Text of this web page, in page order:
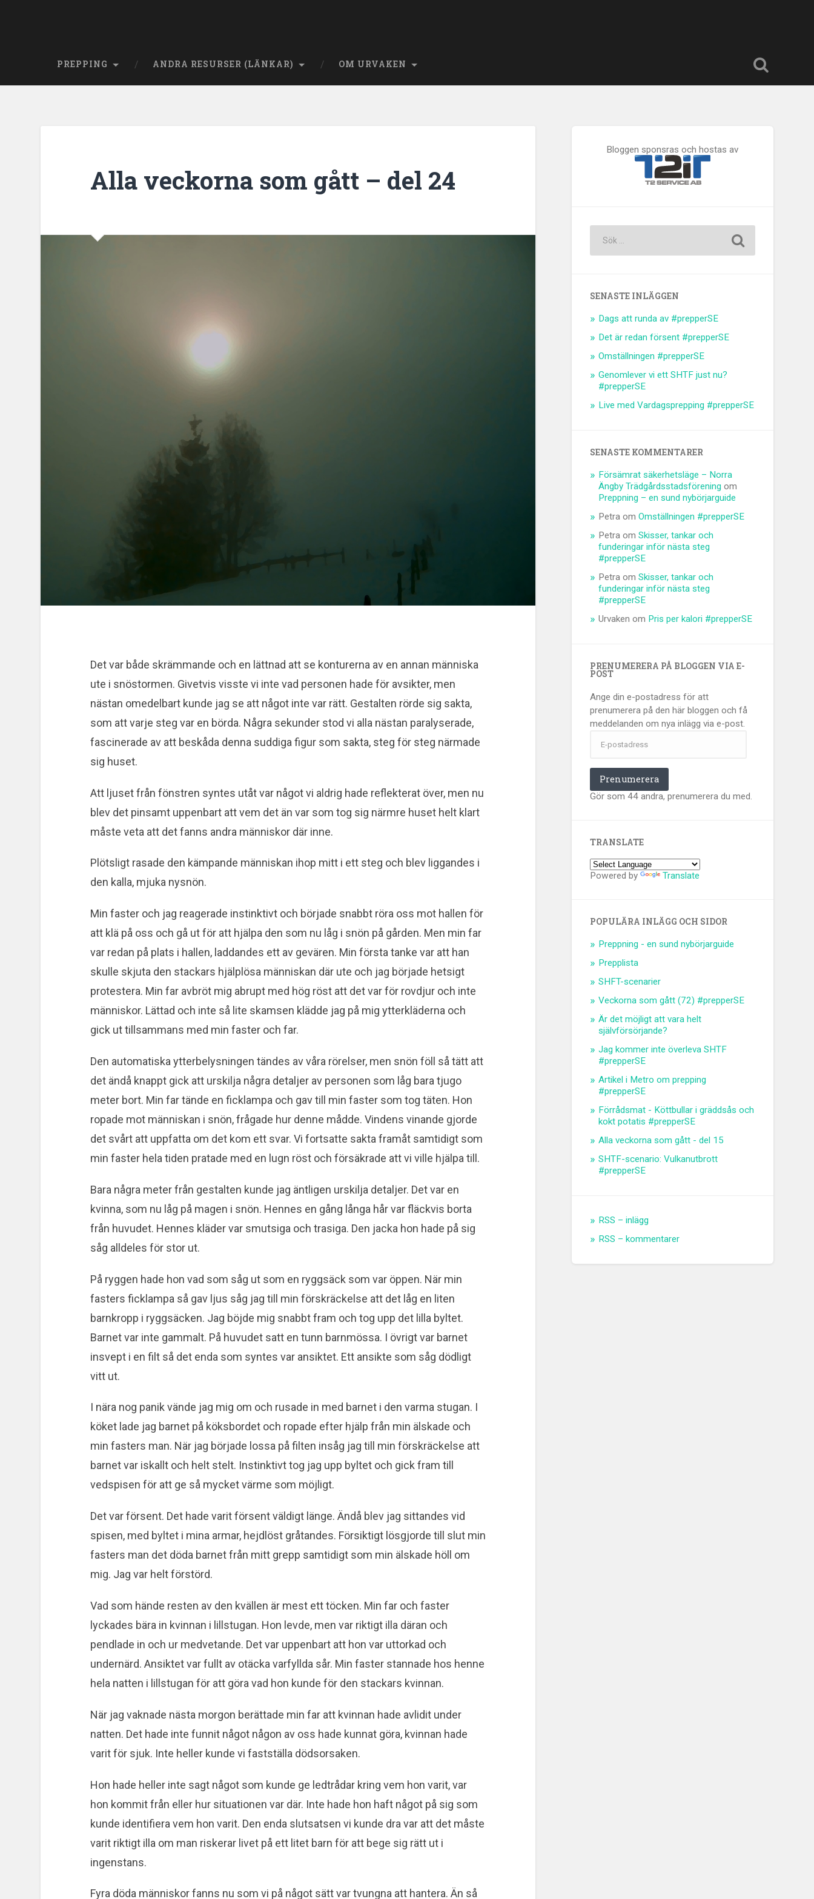
PREPPING ANDRA RESURSER (LÄNKAR) OM URVAKEN
Alla veckorna som gått – del 24
Det var både skrämmande och en lättnad att se konturerna av en annan människa
ute i snöstormen. Givetvis visste vi inte vad personen hade för avsikter, men
nästan omedelbart kunde jag se att något inte var rätt. Gestalten rörde sig sakta,
som att varje steg var en börda. Några sekunder stod vi alla nästan paralyserade,
fascinerade av att beskåda denna suddiga figur som sakta, steg för steg närmade
sig huset.
Att ljuset från fönstren syntes utåt var något vi aldrig hade reflekterat över, men nu
blev det pinsamt uppenbart att vem det än var som tog sig närmre huset helt klart
måste veta att det fanns andra människor där inne.
Plötsligt rasade den kämpande människan ihop mitt i ett steg och blev liggandes i
den kalla, mjuka nysnön.
Min faster och jag reagerade instinktivt och började snabbt röra oss mot hallen för
att klä på oss och gå ut för att hjälpa den som nu låg i snön på gården. Men min far
var redan på plats i hallen, laddandes ett av gevären. Min första tanke var att han
skulle skjuta den stackars hjälplösa människan där ute och jag började hetsigt
protestera. Min far avbröt mig abrupt med hög röst att det var för rovdjur och inte
människor. Lättad och inte så lite skamsen klädde jag på mig ytterkläderna och
gick ut tillsammans med min faster och far.
Den automatiska ytterbelysningen tändes av våra rörelser, men snön föll så tätt att
det ändå knappt gick att urskilja några detaljer av personen som låg bara tjugo
meter bort. Min far tände en ficklampa och gav till min faster som tog täten. Hon
ropade mot människan i snön, frågade hur denne mådde. Vindens vinande gjorde
det svårt att uppfatta om det kom ett svar. Vi fortsatte sakta framåt samtidigt som
min faster hela tiden pratade med en lugn röst och försäkrade att vi ville hjälpa till.
Bara några meter från gestalten kunde jag äntligen urskilja detaljer. Det var en
kvinna, som nu låg på magen i snön. Hennes en gång långa hår var fläckvis borta
från huvudet. Hennes kläder var smutsiga och trasiga. Den jacka hon hade på sig
såg alldeles för stor ut.
På ryggen hade hon vad som såg ut som en ryggsäck som var öppen. När min
fasters ficklampa så gav ljus såg jag till min förskräckelse att det låg en liten
barnkropp i ryggsäcken. Jag böjde mig snabbt fram och tog upp det lilla byltet.
Barnet var inte gammalt. På huvudet satt en tunn barnmössa. I övrigt var barnet
insvept i en filt så det enda som syntes var ansiktet. Ett ansikte som såg dödligt
vitt ut.
I nära nog panik vände jag mig om och rusade in med barnet i den varma stugan. I
köket lade jag barnet på köksbordet och ropade efter hjälp från min älskade och
min fasters man. När jag började lossa på filten insåg jag till min förskräckelse att
barnet var iskallt och helt stelt. Instinktivt tog jag upp byltet och gick fram till
vedspisen för att ge så mycket värme som möjligt.
Det var försent. Det hade varit försent väldigt länge. Ändå blev jag sittandes vid
spisen, med byltet i mina armar, hejdlöst gråtandes. Försiktigt lösgjorde till slut min
fasters man det döda barnet från mitt grepp samtidigt som min älskade höll om
mig. Jag var helt förstörd.
Vad som hände resten av den kvällen är mest ett töcken. Min far och faster
lyckades bära in kvinnan i lillstugan. Hon levde, men var riktigt illa däran och
pendlade in och ur medvetande. Det var uppenbart att hon var uttorkad och
undernärd. Ansiktet var fullt av otäcka varfyllda sår. Min faster stannade hos henne
hela natten i lillstugan för att göra vad hon kunde för den stackars kvinnan.
När jag vaknade nästa morgon berättade min far att kvinnan hade avlidit under
natten. Det hade inte funnit något någon av oss hade kunnat göra, kvinnan hade
varit för sjuk. Inte heller kunde vi fastställa dödsorsaken.
Hon hade heller inte sagt något som kunde ge ledtrådar kring vem hon varit, var
hon kommit från eller hur situationen var där. Inte hade hon haft något på sig som
kunde identifiera vem hon varit. Den enda slutsatsen vi kunde dra var att det måste
varit riktigt illa om man riskerar livet på ett litet barn för att bege sig rätt ut i
ingenstans.
Fyra döda människor fanns nu som vi på något sätt var tvungna att hantera. Än så
Bloggen sponsras och hostas av
SENASTE INLÄGGEN
Dags att runda av #prepperSE
Det är redan försent #prepperSE
Omställningen #prepperSE
Genomlever vi ett SHTF just nu?
#prepperSE
Live med Vardagsprepping #prepperSE
SENASTE KOMMENTARER
Försämrat säkerhetsläge – Norra
Ängby Trädgårdsstadsförening om
Preppning – en sund nybörjarguide
Petra omOmställningen #prepperSE
Petra omSkisser, tankar och
funderingar inför nästa steg
#prepperSE
Petra omSkisser, tankar och
funderingar inför nästa steg
#prepperSE
Urvaken om Pris per kalori #prepperSE
PRENUMERERA PÅ BLOGGEN VIA E-
POST
Ange din e-postadress för att
prenumerera på den här bloggen och få
meddelanden om nya inlägg via e-post.
postadress
Prenumerera
Gör som 44 andra, prenumerera du med.
TRANSLATE
Powered by Translate
POPULÄRA INLÄGG OCH SIDOR
Preppning - en sund nybörjarguide
Prepplista
SHFT-scenarier
Veckorna som gått (72) #prepperSE
Är det möjligt att vara helt
självförsörjande?
Jag kommer inte överleva SHTF
#prepperSE
Artikel i Metro om prepping
#prepperSE
Förrådsmat - Köttbullar i gräddsås och
kokt potatis #prepperSE
Alla veckorna som gått - del 15
SHTF-scenario: Vulkanutbrott
#prepperSE
RSS – inlägg
RSS – kommentarer